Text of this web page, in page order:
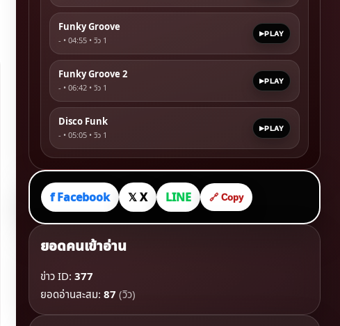
Funky Groove
- • 04:55 • วิว 1
PLAY
Funky Groove 2
- • 06:42 • วิว 1
PLAY
Disco Funk
- • 05:05 • วิว 1
PLAY
f Facebook 𝕏 X LINE 🔗 Copy
ยอดคนเข้าอ่าน
ข่าว ID: 377
ยอดอ่านสะสม: 87 (วิว)